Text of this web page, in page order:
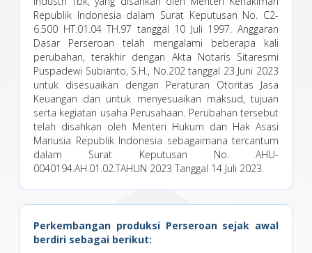
Republik Indonesia dalam Surat Keputusan No. C2-
6.500 HT.01.04 TH.97 tanggal 10 Juli 1997. Anggaran
Dasar Perseroan telah mengalami beberapa kali
perubahan, terakhir dengan Akta Notaris Sitaresmi
Puspadewi Subianto, S.H., No.202 tanggal 23 Juni 2023
untuk disesuaikan dengan Peraturan Otoritas Jasa
Keuangan dan untuk menyesuaikan maksud, tujuan
serta kegiatan usaha Perusahaan. Perubahan tersebut
telah disahkan oleh Menteri Hukum dan Hak Asasi
Manusia Republik Indonesia sebagaimana tercantum
dalam Surat Keputusan No. AHU-
0040194.AH.01.02.TAHUN 2023 Tanggal 14 Juli 2023.
Perkembangan produksi Perseroan sejak awal
berdiri sebagai berikut: